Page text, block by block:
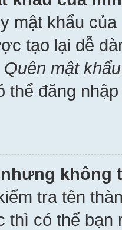
mật khẩu
tạo lại dễ
Quên mật khẩu
thể đăng
không
tra tên
thì có thể